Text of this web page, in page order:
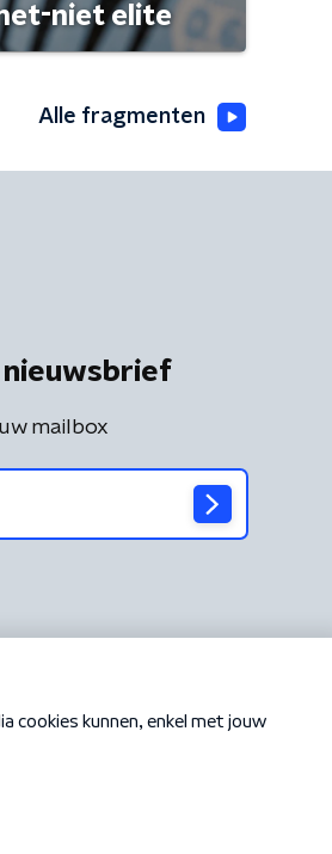
niet elite
Alle fragmenten
nieuwsbrief
mailbox